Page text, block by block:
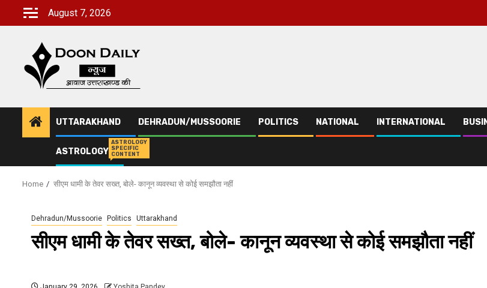
August 7, 2026
UTTARAKHAND DEHRADUN/MUSSOORIE POLITICS NATIONAL INTERNATIONAL
ASTROLOGY
ASTROLOGY
SPECIFIC
CONTENT
Home सीएम धामी के तेवर सख्त, बोले- कानून व्यवस्था से कोई समझौता नहीं
Dehradun/Mussoorie Politics Uttarakhand
सीएम धामी के तेवर सख्त, बोले- कानून व्यवस्था से कोई समझौता नहीं